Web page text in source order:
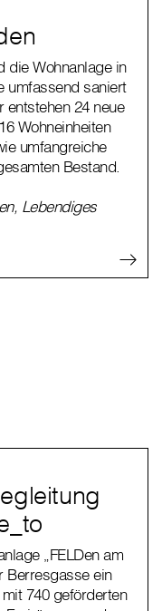
die Wohnanlage in
umfassend saniert
entstehen 24 neue
Wohneinheiten
umfangreiche
Bestand.
, Lebendiges
„FELDen am
Berresgasse ein
740 geförderten